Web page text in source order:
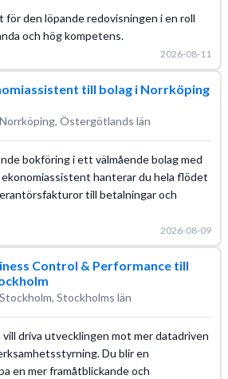
den löpande redovisningen i en roll
och hög kompetens.
2026-08-11
till bolag i Norrköping
Norrköping, Östergötlands län
bokföring i ett välmående bolag med
ekonomiassistent hanterar du hela flödet
till betalningar och
2026-08-09
Control & Performance till
Stockholm, Stockholms län
driva utvecklingen mot mer datadriven
Du blir en
en mer framåtblickande och